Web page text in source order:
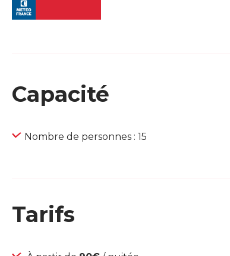
Capacité
Nombre de personnes : 15
Tarifs